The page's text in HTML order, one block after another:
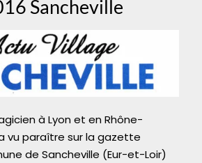
Sancheville
à Lyon et en Rhône-
vu paraître sur la gazette
de Sancheville (Eur-et-Loir)